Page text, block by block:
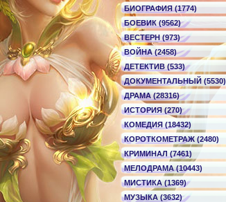
БИОГРАФИЯ (1774)
БОЕВИК (9562)
ВЕСТЕРН (973)
ВОЙНА (2458)
ДЕТЕКТИВ (533)
ДОКУМЕНТАЛЬНЫЙ (5530)
ДРАМА (28316)
ИСТОРИЯ (270)
КОМЕДИЯ (18432)
КОРОТКОМЕТРАЖ (2480)
КРИМИНАЛ (7461)
МЕЛОДРАМА (10443)
МИСТИКА (1369)
МУЗЫКА (3632)